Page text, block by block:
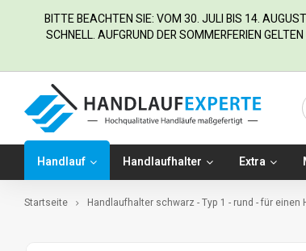
BITTE BEACHTEN SIE: VOM 30. JULI BIS 14.
SCHNELL. AUFGRUND DER SOMMERFERIEN
Handlauf Handlaufhalter Extra
Startseite Handlaufhalter schwarz - Typ 1 - rund - für